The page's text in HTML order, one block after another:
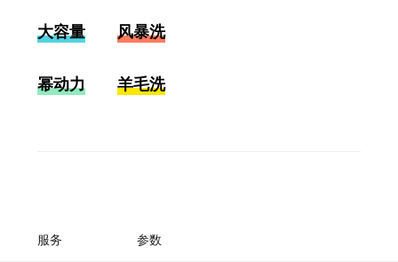
大容量 风暴洗
幂动力 羊毛洗
服务 参数